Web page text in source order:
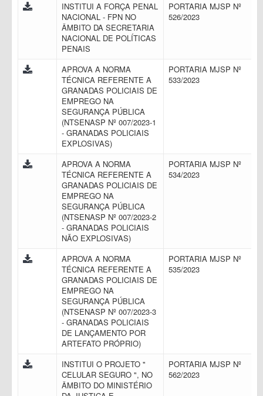
INSTITUI A FORÇA PENAL
NACIONAL - FPN NO
ÂMBITO DA SECRETARIA
NACIONAL DE POLÍTICAS
PENAIS
PORTARIA MJSP Nº
526/2023
APROVA A NORMA
TÉCNICA REFERENTE A
GRANADAS POLICIAIS DE
EMPREGO NA
SEGURANÇA PÚBLICA
(NTSENASP Nº 007/2023-1
- GRANADAS POLICIAIS
EXPLOSIVAS)
PORTARIA MJSP Nº
533/2023
APROVA A NORMA
TÉCNICA REFERENTE A
GRANADAS POLICIAIS DE
EMPREGO NA
SEGURANÇA PÚBLICA
(NTSENASP Nº 007/2023-2
- GRANADAS POLICIAIS
NÃO EXPLOSIVAS)
PORTARIA MJSP Nº
534/2023
APROVA A NORMA
TÉCNICA REFERENTE A
GRANADAS POLICIAIS DE
EMPREGO NA
SEGURANÇA PÚBLICA
(NTSENASP Nº 007/2023-3
- GRANADAS POLICIAIS
DE LANÇAMENTO POR
ARTEFATO PRÓPRIO)
PORTARIA MJSP Nº
535/2023
INSTITUI O PROJETO "
CELULAR SEGURO ", NO
ÂMBITO DO MINISTÉRIO
PORTARIA MJSP Nº
562/2023